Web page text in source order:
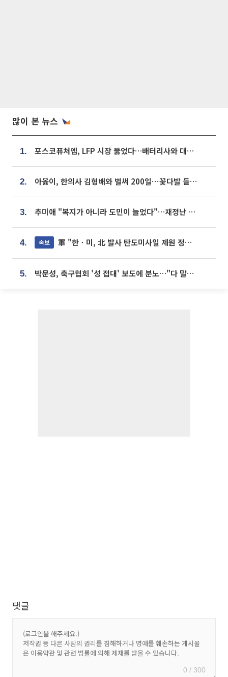
많이 본 뉴스
1. 포스코퓨처엠, LFP 시장 뚫었다…배터리사와 대규모 장기 공급 합의
2. 아옳이, 한의사 김형배와 벌써 200일⋯꽃다발 들고 "프러포즈 아냐"
3. 추미애 "복지가 아니라 도민이 늘었다"…재정난 책임론 정면돌파
4. 속보 軍 "한ㆍ미, 北 발사 탄도미사일 제원 정밀분석 중"
5. 박문성, 축구협회 '성 접대' 보도에 분노…"다 말아먹으려고 작정했나"
댓글
0 / 300